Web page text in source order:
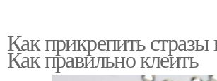
Как прикрепить
Как правильно клеить